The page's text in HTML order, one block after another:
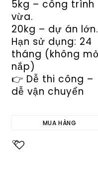
5kg – công trình
vừa.
20kg – dự án lớn.
Hạn sử dụng: 24
tháng (không
nắp)
👉 Dễ thi công –
dễ vận chuyển
MUA HÀNG